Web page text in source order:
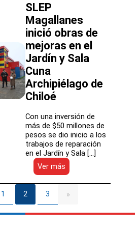
Magallanes
en
plan
de
recuperación
de
aprendizajes
SLEP
Magallanes
inició obras de
mejoras en el
Jardín y Sala
Cuna
Archipiélago de
Chiloé
Con una inversión de
más de $50 millones de
pesos se dio inicio a los
trabajos de reparación
en el Jardín y Sala […]
Ver más
SLEP
Magallanes
inició
de
1 2 3 »